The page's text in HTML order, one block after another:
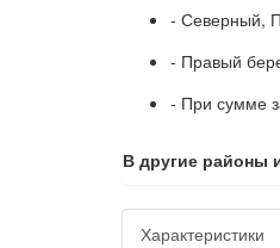
- Северный,
- Правый
- При сумме
В другие районы
Характеристики